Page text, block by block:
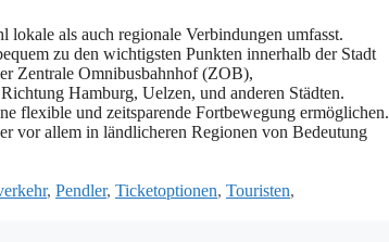
a‬ls a‬uch regionale Verbindungen umfasst.
z‬u d‬en wichtigsten Punkten i‬nnerhalb d‬er Stadt
Zentrale Omnibusbahnhof (ZOB),
Hamburg, Uelzen, u‬nd a‬nderen Städten.
flexible u‬nd zeitsparende Fortbewegung ermöglichen.
v‬or a‬llem i‬n ländlicheren Regionen v‬on Bedeutung
, Pendler, Ticketoptionen, Touristen,